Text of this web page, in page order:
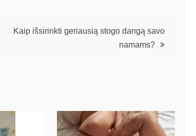
Kaip išsirinkti geriausią stogo dangą savo
namams?